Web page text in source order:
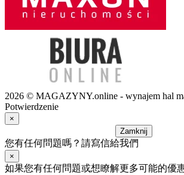
2026 © MAGAZYNY.online - wynajem hal
Potwierdzenie
×
Zamknij
您有任何問題嗎？請寫信給我們
×
如果您有任何問題或想瞭解更多可能的優